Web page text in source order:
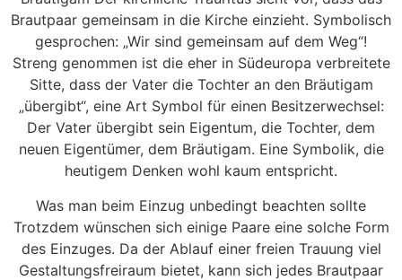
Brautpaar gemeinsam in die Kirche einzieht. Symbolisch
gesprochen: „Wir sind gemeinsam auf dem Weg“!
Streng genommen ist die eher in Südeuropa verbreitete
Sitte, dass der Vater die Tochter an den Bräutigam
„übergibt“, eine Art Symbol für einen Besitzerwechsel:
Der Vater übergibt sein Eigentum, die Tochter, dem
neuen Eigentümer, dem Bräutigam. Eine Symbolik, die
heutigem Denken wohl kaum entspricht.
Was man beim Einzug unbedingt beachten sollte
Trotzdem wünschen sich einige Paare eine solche Form
des Einzuges. Da der Ablauf einer freien Trauung viel
Gestaltungsfreiraum bietet, kann sich jedes Brautpaar